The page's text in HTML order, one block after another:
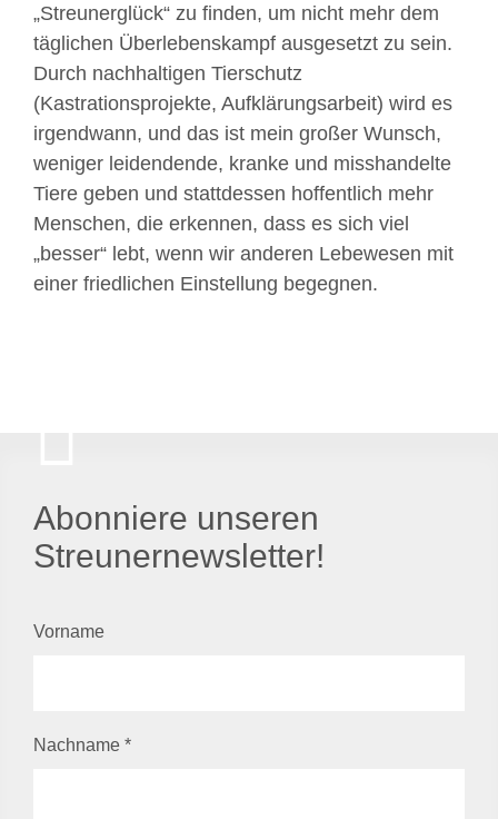
„Streunerglück“ zu finden, um nicht mehr dem
täglichen Überlebenskampf ausgesetzt zu sein.
Durch nachhaltigen Tierschutz
(Kastrationsprojekte, Aufklärungsarbeit) wird es
irgendwann, und das ist mein großer Wunsch,
weniger leidendende, kranke und misshandelte
Tiere geben und stattdessen hoffentlich mehr
Menschen, die erkennen, dass es sich viel
„besser“ lebt, wenn wir anderen Lebewesen mit
einer friedlichen Einstellung begegnen.
Abonniere unseren
Streunernewsletter!
Vorname
Nachname *